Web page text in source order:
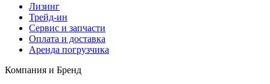
Лизинг
Трейд-ин
Сервис и запчасти
Оплата и доставка
Аренда погрузчика
Компания и Бренд